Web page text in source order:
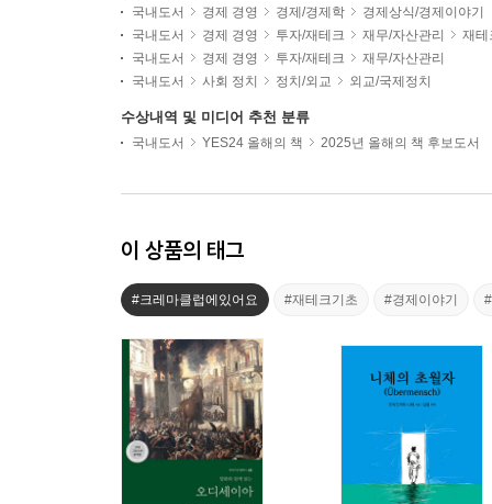
국내도서 경제 경영 경제/경제학
경제상식/경제이야기
국내도서
경제 경영 투자/재테크 재무/자산관리
재테
국내도서
경제 경영 투자/재테크
재무/자산관리
국내도서
사회 정치 정치/외교 외교/국제정치
수상내역 및 미디어 추천 분류
국내도서 YES24 올해의 책 2025년 올해의 책 후보도서
이 상품의 태그
#크레마클럽에있어요 #재테크기초 #경제이야기